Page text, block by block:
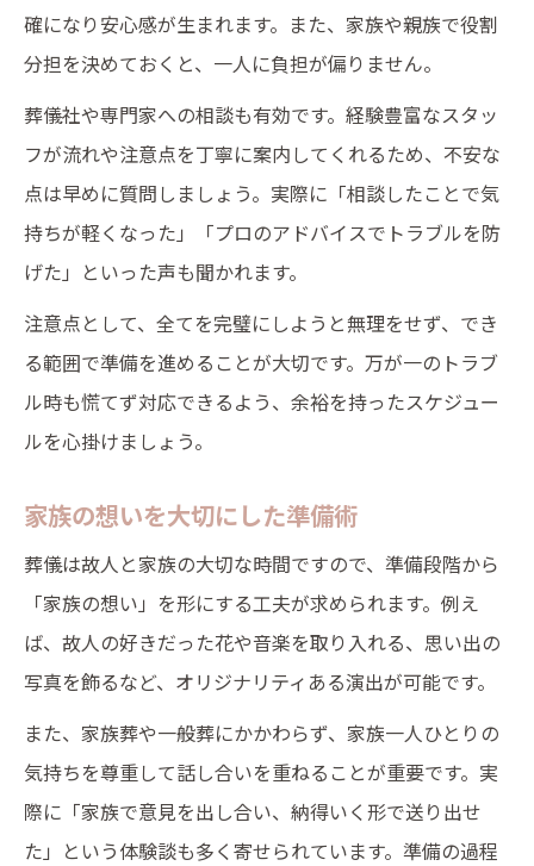
確になり安心感が生まれます。また、家族や親族で役割
分担を決めておくと、一人に負担が偏りません。
葬儀社や専門家への相談も有効です。経験豊富なスタッ
フが流れや注意点を丁寧に案内してくれるため、不安な
点は早めに質問しましょう。実際に「相談したことで気
持ちが軽くなった」「プロのアドバイスでトラブルを防
げた」といった声も聞かれます。
注意点として、全てを完璧にしようと無理をせず、でき
る範囲で準備を進めることが大切です。万が一のトラブ
ル時も慌てず対応できるよう、余裕を持ったスケジュー
ルを心掛けましょう。
家族の想いを大切にした準備術
葬儀は故人と家族の大切な時間ですので、準備段階から
「家族の想い」を形にする工夫が求められます。例え
ば、故人の好きだった花や音楽を取り入れる、思い出の
写真を飾るなど、オリジナリティある演出が可能です。
また、家族葬や一般葬にかかわらず、家族一人ひとりの
気持ちを尊重して話し合いを重ねることが重要です。実
際に「家族で意見を出し合い、納得いく形で送り出せ
た」という体験談も多く寄せられています。準備の過程